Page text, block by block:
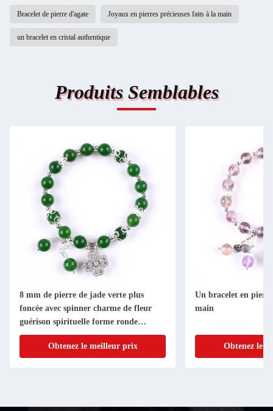
Bracelet de pierre d'agate Joyaux en pierres précieuses faits à la main
un bracelet en cristal authentique
Produits Semblables
8 mm de pierre de jade verte plus
foncée avec spinner charme de fleur
guérison spirituelle forme ronde
bracelet à perles
Obtenez le meilleur prix
Un bracelet en
main
Obtenez le